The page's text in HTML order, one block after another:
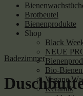
Brotbeutel
Bienenprodukte
Shop
Black
NEUE
Bio-
Vegane
Keramik
Badezimmer